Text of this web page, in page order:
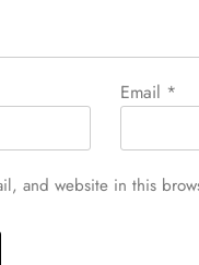
Email *
and website in this